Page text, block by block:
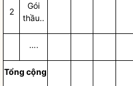
2
Gói
thầu..
….
Tổng cộng